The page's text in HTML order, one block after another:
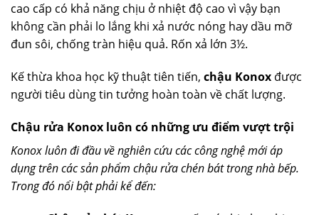
cao cấp có khả năng chịu ở nhiệt độ cao vì vậy bạn
không cần phải lo lắng khi xả nước nóng hay dầu mỡ
đun sôi, chống tràn hiệu quả. Rốn xả lớn 3½.
Kế thừa khoa học kỹ thuật tiên tiến, chậu Konox được
người tiêu dùng tin tưởng hoàn toàn về chất lượng.
Chậu rửa Konox luôn có những ưu điểm vượt trội
Konox luôn đi đầu về nghiên cứu các công nghệ mới áp
dụng trên các sản phẩm chậu rửa chén bát trong nhà bếp.
Trong đó nổi bật phải kể đến: